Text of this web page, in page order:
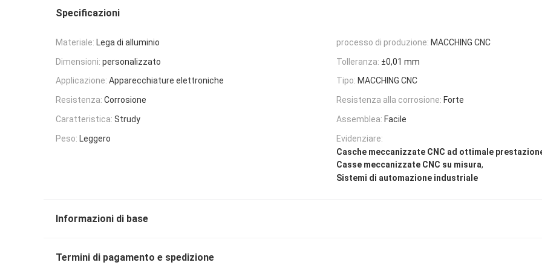
Specificazioni
Materiale: Lega di alluminio processo di produzione: MACCHING CNC
Dimensioni: personalizzato Tolleranza: ±0,01 mm
Applicazione: Apparecchiature elettroniche Tipo: MACCHING CNC
Resistenza: Corrosione Resistenza alla corrosione: Forte
Caratteristica: Strudy Assemblea: Facile
Peso: Leggero
Evidenziare:
Casche meccanizzate CNC ad ottimale
Casse meccanizzate CNC su misura,
Sistemi di automazione industriale
Informazioni di base
Termini di pagamento e spedizione